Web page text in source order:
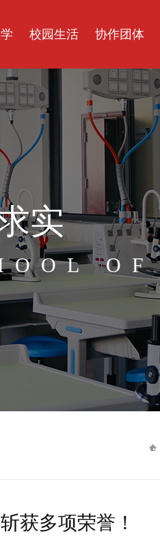
校园生活 协作团体
实
OF
获多项荣誉！